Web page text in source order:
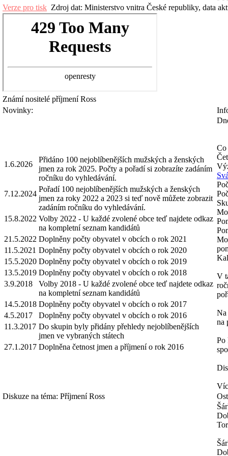
Verze pro tisk Zdroj dat: Ministerstvo vnitra České republiky, data
Známí nositelé příjmeníRoss
Novinky:
1.6.2026
Přidáno 100 nejoblíbenějších mužských a ženských
jmen za rok 2025. Počty a pořadí si zobrazíte zadáním
ročníku do vyhledávání.
7.12.2024
Pořadí 100 nejoblíbenějších mužských a ženských
jmen za roky 2022 a 2023 si teď nově můžete zobrazit
zadáním ročníku do vyhledávání.
15.8.2022 Volby 2022 - U každé zvolené obce teď najdete odkaz
na kompletní seznam kandidátů
21.5.2022 Doplněny počty obyvatel v obcích o rok 2021
11.5.2021 Doplněny počty obyvatel v obcích o rok 2020
15.5.2020 Doplněny počty obyvatel v obcích o rok 2019
13.5.2019 Doplněny počty obyvatel v obcích o rok 2018
3.9.2018
Volby 2018 - U každé zvolené obce teď najdete odkaz
na kompletní seznam kandidátů
14.5.2018 Doplněny počty obyvatel v obcích o rok 2017
4.5.2017
Doplněny počty obyvatel v obcích o rok 2016
11.3.2017 Do skupin byly přidány přehledy nejoblíbenějších
jmen ve vybraných státech
27.1.2017 Doplněna četnost jmen a příjmení o rok 2016
Co
V
Na
na
Po
Diskuze na téma: Příjmení Ross